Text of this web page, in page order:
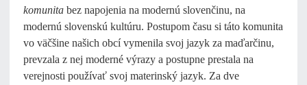
komunita bez napojenia na modernú slovenčinu, na
modernú slovenskú kultúru. Postupom času si táto komunita
vo väčšine našich obcí vymenila svoj jazyk za maďarčinu,
prevzala z nej moderné výrazy a postupne prestala na
verejnosti používať svoj materinský jazyk. Za dve